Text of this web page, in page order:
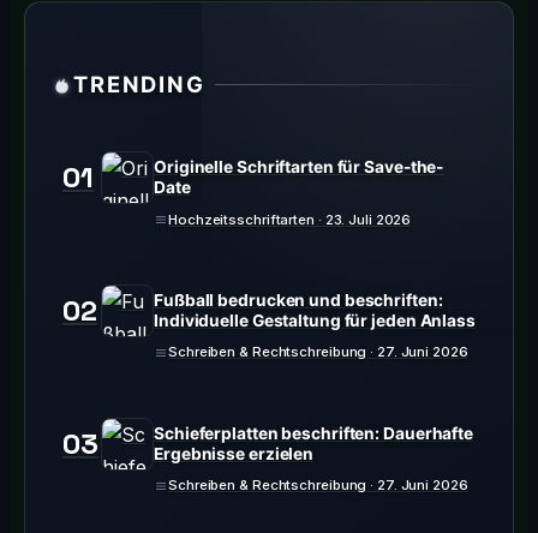
TRENDING
01
Originelle Schriftarten für Save-the-
Date
Hochzeitsschriftarten · 23. Juli 2026
02
Fußball bedrucken und beschriften:
Individuelle Gestaltung für jeden Anlass
Schreiben & Rechtschreibung · 27. Juni 2026
03
Schieferplatten beschriften: Dauerhafte
Ergebnisse erzielen
Schreiben & Rechtschreibung · 27. Juni 2026